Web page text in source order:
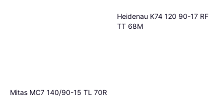
Mitas MC7 140/90-15 TL 70R
Heidenau K74 120 90-17 RF
TT 68M